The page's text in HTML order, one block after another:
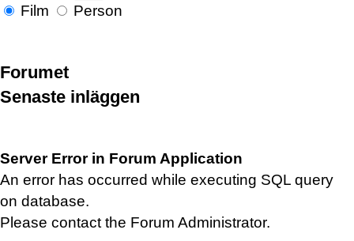
Film Person
Forumet
Senaste inläggen
Server Error in Forum Application
An error has occurred while executing SQL query
on database.
Please contact the Forum Administrator.